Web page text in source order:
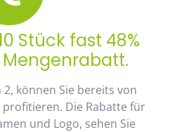
Stück fast 48%
können Sie bereits von
Die Rabatte für
und Logo, sehen Sie